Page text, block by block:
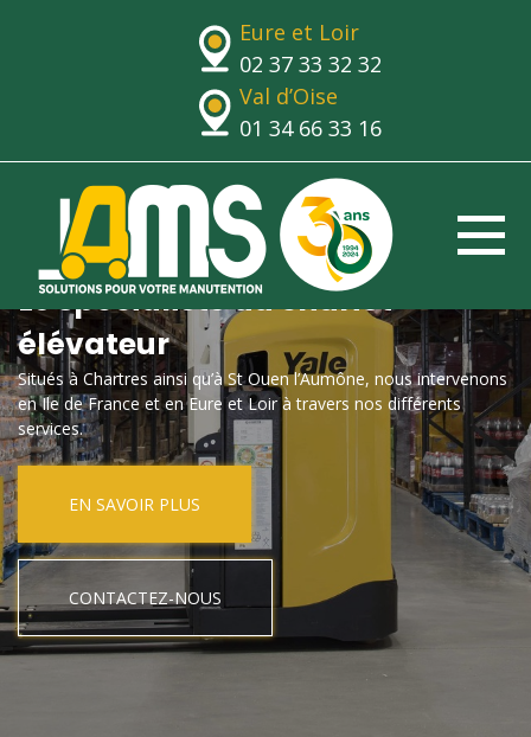
Eure et Loir
02 37 33 32 32
Val d’Oise
01 34 66 33 16
Le spécialiste du chariot
élévateur
Situés à Chartres ainsi qu’à St Ouen l’Aumône, nous intervenons
en Ile de France et en Eure et Loir à travers nos différents
services.
EN SAVOIR PLUS
CONTACTEZ-NOUS